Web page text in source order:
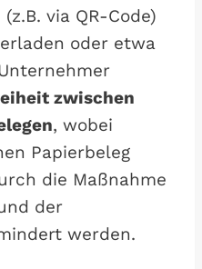
via QR-Code)
oder etwa
zwischen
, wobei
Papierbeleg
die Maßnahme
der
werden.